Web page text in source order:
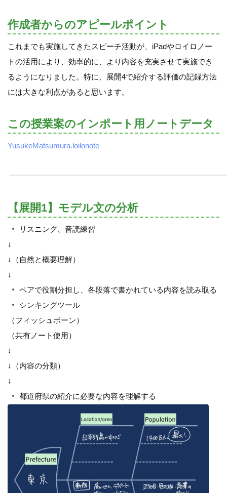
作成者からのアピールポイント
これまでも実施してきたスピーチ活動が、iPadやロイロノー
トの活用により、効率的に、より内容を充実させて実施でき
るようになりました。特に、展開4で紹介する評価の記録方法
には大きな利点があると思います。
この授業案のインポート用ノートデータ
YusukeMatsumura.loilonote
【展開1】モデル文の分析
リスニング、音読練習
↓
↓（自然と概要理解）
↓
ペアで役割分担し、各段落で書かれている内容を読み取る
シンキングツール
（フィッシュボーン）
（共有ノート使用）
↓
↓（内容の分類）
↓
都道府県の紹介に必要な内容を理解する